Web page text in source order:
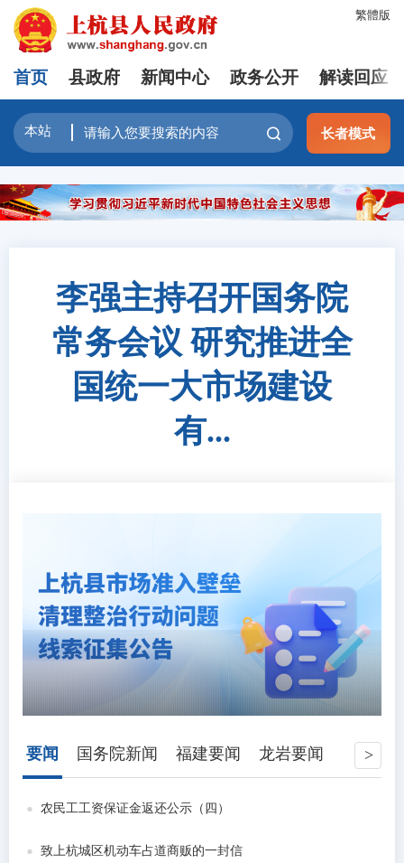
繁體版
首页 县政府 新闻中心 政务公开 解读回应
长者模式
李强主持召开国务院
常务会议 研究推进全
国统一大市场建设
有...
要闻 国务院新闻 福建要闻 龙岩要闻
农民工工资保证金返还公示（四）
致上杭城区机动车占道商贩的一封信